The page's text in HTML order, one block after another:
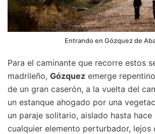
Entrando en Gózquez de
Para el caminante que recorre estos
madrileño, Gózquez emerge
de un gran caserón, a la vuelta del
un estanque ahogado por una
un paraje solitario, aislado hasta
cualquier elemento perturbador, lejos